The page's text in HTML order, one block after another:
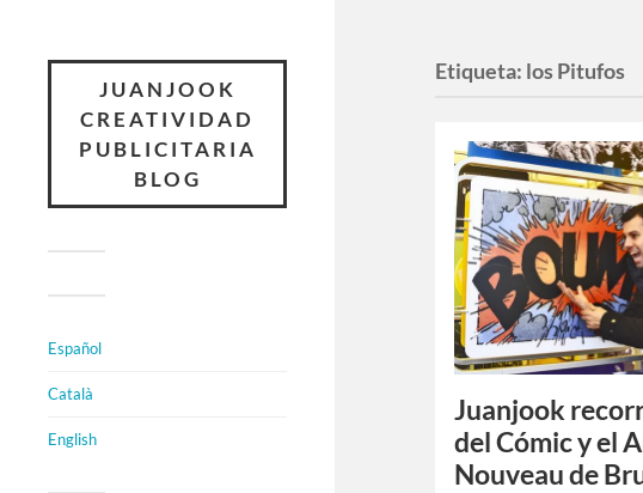
JUANJOOK
CREATIVIDAD
PUBLICITARIA
BLOG
Español
Català
English
Etiqueta: los Pitufos
Juanjook
del Cómic y el
Nouveau de